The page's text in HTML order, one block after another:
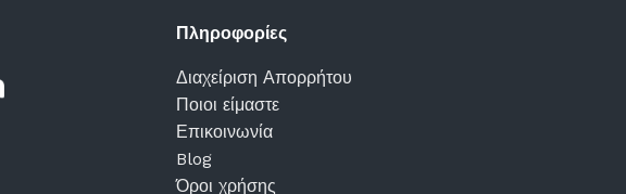
Πληροφορίες
Διαχείριση Απορρήτου
Ποιοι είμαστε
Επικοινωνία
Blog
Όροι χρήσης